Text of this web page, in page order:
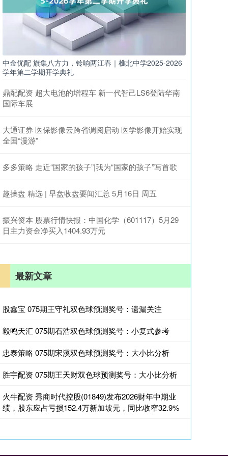
中金优配 旗集八方力，铃响两江春｜樵北中学2025-2026
学年第二学期开学典礼
鼎配配资 超大电池的增程车 新一代智己LS6登陆华南
国际车展
大通证券 医保影像云跨省调阅启动 医学影像开始实现
全国“漫游”
多多策略 走近“国家的孩子”|我为“国家的孩子”写首歌
趣操盘 精选 | 早盘收盘要闻汇总 5月16日 周五
振兴资本 股票行情快报：中国化学（601117）5月29
日主力资金净买入1404.93万元
最新文章
股鑫宝 075期王守礼双色球预测奖号：遗漏关注
毅鸣天汇 075期石浩双色球预测奖号：小复式参考
忠泰策略 075期宋溪双色球预测奖号：大小比分析
胜宇配资 075期王天财双色球预测奖号：大小比分析
火牛配资 秀商时代控股(01849)发布2026财年中期业
绩，股东应占亏损152.4万新加坡元，同比收窄32.9%